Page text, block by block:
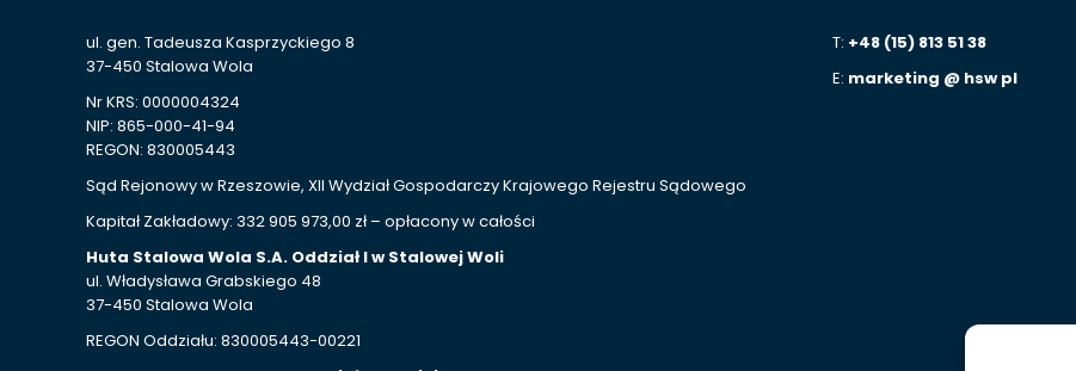
ul. gen. Tadeusza Kasprzyckiego 8
37-450 Stalowa Wola
Nr KRS: 0000004324
NIP: 865-000-41-94
REGON: 830005443
Sąd Rejonowy w Rzeszowie, XII Wydział Gospodarczy Krajowego Rejestru Sądowego
Kapitał Zakładowy: 332 905 973,00 zł – opłacony w całości
Huta Stalowa Wola S.A. Oddział I w Stalowej Woli
ul. Władysława Grabskiego 48
37-450 Stalowa Wola
REGON Oddziału: 830005443-00221
T: +48 (15) 813 51 38
E: marketing @ hsw pl